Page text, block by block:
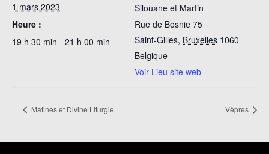
1 mars 2023
Heure :
19 h 30 min - 21 h 00 min
Silouane et Martin
Rue de Bosnie 75
Saint-Gilles, Bruxelles 1060
Belgique
Voir Lieu site web
Matines et Divine Liturgie Vêpres